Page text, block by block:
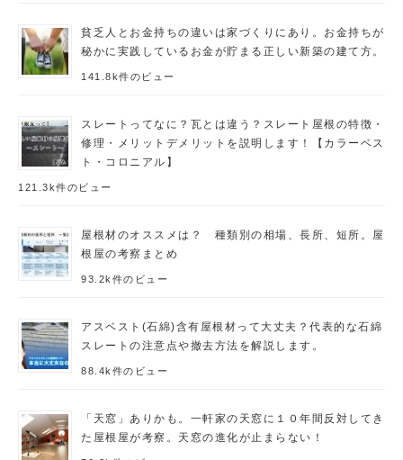
貧乏人とお金持ちの違いは家づくりにあり。お金持ちが
秘かに実践しているお金が貯まる正しい新築の建て方。
141.8k件のビュー
スレートってなに？瓦とは違う？スレート屋根の特徴・
修理・メリットデメリットを説明します！【カラーベス
ト・コロニアル】
121.3k件のビュー
屋根材のオススメは？ 種類別の相場、長所、短所。屋
根屋の考察まとめ
93.2k件のビュー
アスベスト(石綿)含有屋根材って大丈夫？代表的な石綿
スレートの注意点や撤去方法を解説します。
88.4k件のビュー
「天窓」ありかも。一軒家の天窓に１０年間反対してき
た屋根屋が考察。天窓の進化が止まらない！